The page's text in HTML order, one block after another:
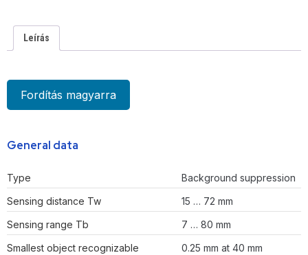
Leírás
Fordítás magyarra
General data
Type
Background suppression
Sensing distance Tw
15 … 72 mm
Sensing range Tb
7 … 80 mm
Smallest object recognizable
0.25 mm at 40 mm